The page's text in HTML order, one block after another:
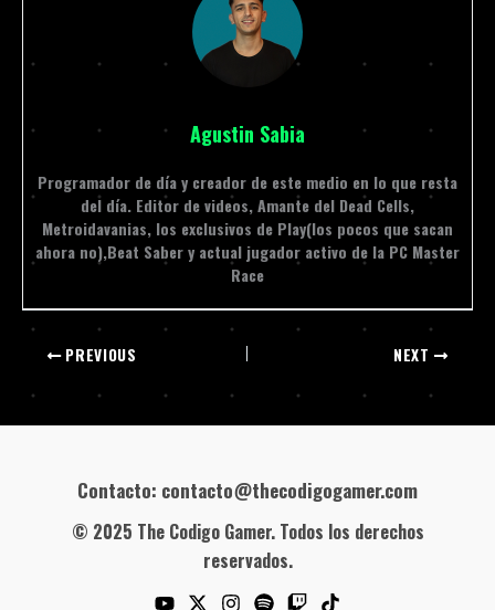
Agustin Sabia
Programador de día y creador de este medio en lo que resta
del día. Editor de videos, Amante del Dead Cells,
Metroidavanias, los exclusivos de Play(los pocos que sacan
ahora no),Beat Saber y actual jugador activo de la PC Master
Race
PREVIOUS NEXT
Contacto: contacto@thecodigogamer.com
© 2025 The Codigo Gamer. Todos los derechos
reservados.